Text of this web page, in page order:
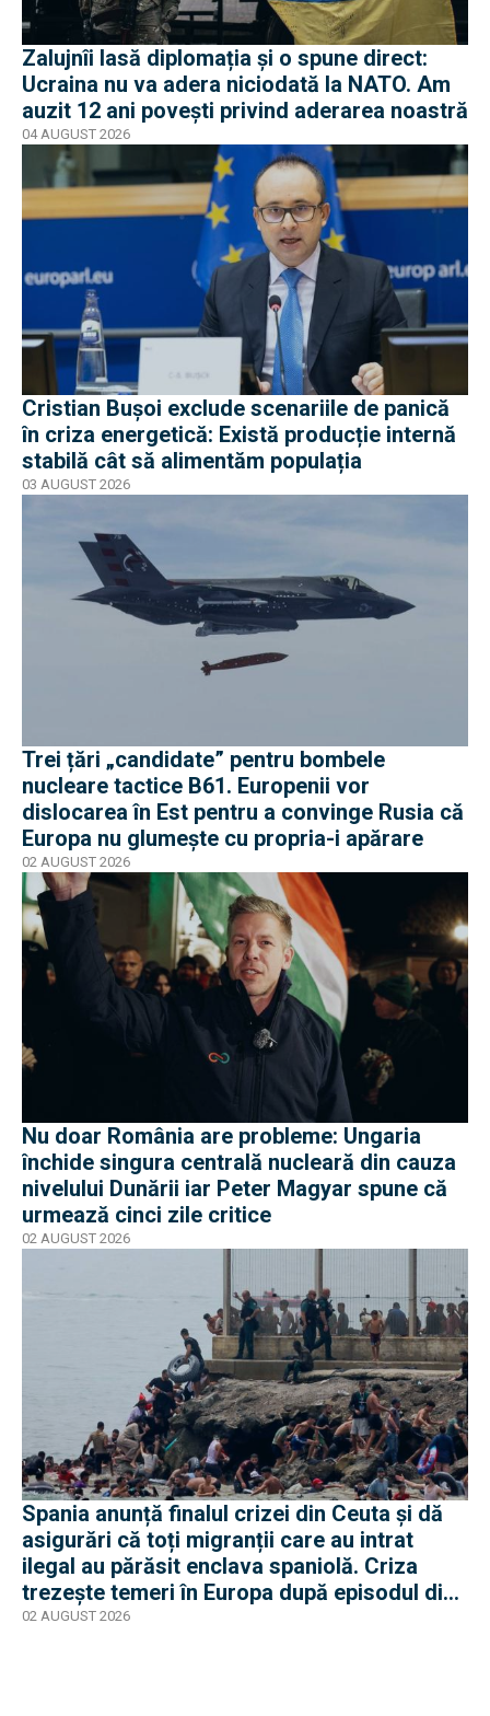
Zalujnîi lasă diplomația și o spune direct:
Ucraina nu va adera niciodată la NATO. Am
auzit 12 ani povești privind aderarea noastră
04 AUGUST 2026
Cristian Bușoi exclude scenariile de panică
în criza energetică: Există producție internă
stabilă cât să alimentăm populația
03 AUGUST 2026
Trei țări „candidate” pentru bombele
nucleare tactice B61. Europenii vor
dislocarea în Est pentru a convinge Rusia că
Europa nu glumește cu propria-i apărare
02 AUGUST 2026
Nu doar România are probleme: Ungaria
închide singura centrală nucleară din cauza
nivelului Dunării iar Peter Magyar spune că
urmează cinci zile critice
02 AUGUST 2026
Spania anunță finalul crizei din Ceuta și dă
asigurări că toți migranții care au intrat
ilegal au părăsit enclava spaniolă. Criza
trezește temeri în Europa după episodul din
2015
02 AUGUST 2026